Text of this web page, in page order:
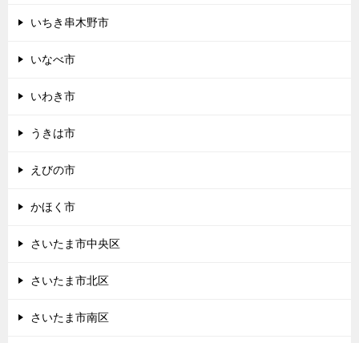
いちき串木野市
いなべ市
いわき市
うきは市
えびの市
かほく市
さいたま市中央区
さいたま市北区
さいたま市南区